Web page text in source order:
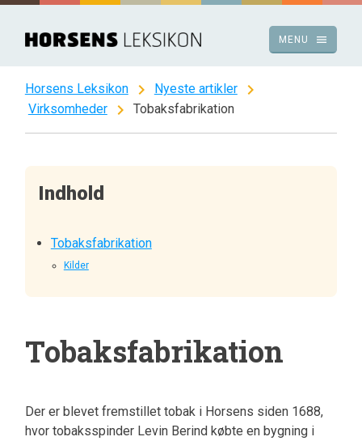
Spring
indhold
menu
MENU
Horsens Leksikon chevron_right Nyeste artikler chevron_right
Virksomheder chevron_right Tobaksfabrikation
Indhold
Tobaksfabrikation
Kilder
Tobaksfabrikation
Der er blevet fremstillet tobak i Horsens siden 1688,
hvor tobaksspinder Levin Berind købte en bygning i